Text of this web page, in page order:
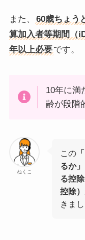
また、
60歳ちょう
算加入者等期間（
年以上必要です。
10年に満
齢が段階
ねくこ
この
るか」
る控
控除）
きまし